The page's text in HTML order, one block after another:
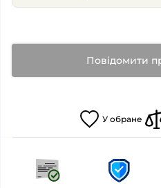
Повідомити
У обране